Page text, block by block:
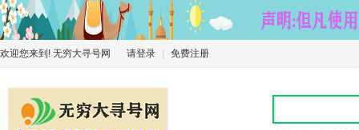
欢迎您来到! 无穷大寻号网 请登录 免费注册